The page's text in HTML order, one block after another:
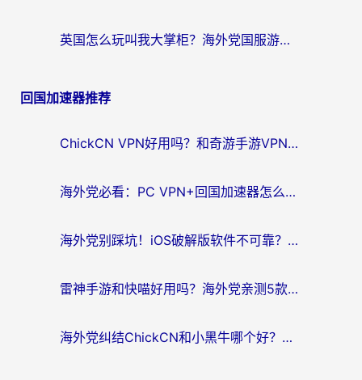
英国怎么玩叫我大掌柜？海外党国服游戏加速避坑指南（附实测推荐）
回国加速器推荐
ChickCN VPN好用吗？和奇游手游VPN对比哪个回国效果更好？海外党亲测实用指南
海外党必看：PC VPN+回国加速器怎么选？无缝访问国内资源全攻略
海外党别踩坑！iOS破解版软件不可靠？教你选对回国加速器无缝看国内资源
雷神手游和快喵好用吗？海外党亲测5款回国加速器，附斧牛Bling对比+微信视频号解决办法
海外党纠结ChickCN和小黑牛哪个好？一篇帮你选对回国加速器的实用指南